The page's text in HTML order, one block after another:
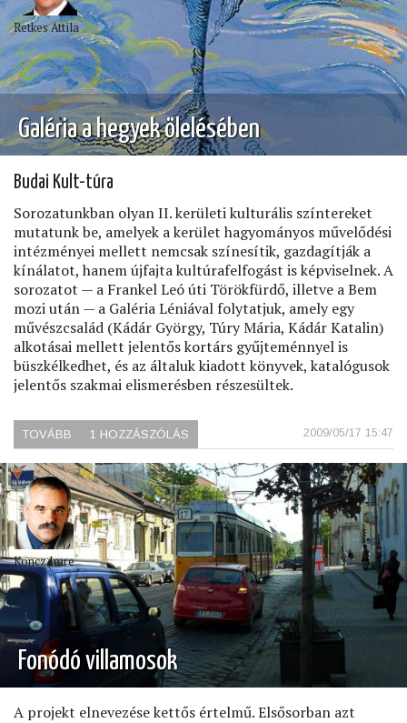
Galéria a hegyek ölelésében
Retkes Attila
Budai Kult-túra
Sorozatunkban olyan II. kerületi kulturális színtereket
mutatunk be, amelyek a kerület hagyományos művelődési
intézményei mellett nemcsak színesítik, gazdagítják a
kínálatot, hanem újfajta kultúrafelfogást is képviselnek. A
sorozatot — a Frankel Leó úti Törökfürdő, illetve a Bem
mozi után — a Galéria Léniával folytatjuk, amely egy
művészcsalád (Kádár György, Túry Mária, Kádár Katalin)
alkotásai mellett jelentős kortárs gyűjteménnyel is
büszkélkedhet, és az általuk kiadott könyvek, katalógusok
jelentős szakmai elismerésben részesültek.
2009/05/17 15:47
TOVÁBB (GALÉRIA
A
HEGYEK
ÖLELÉSÉBEN)
1 HOZZÁSZÓLÁS
Fonódó villamosok
Koncz Imre
A projekt elnevezése kettős értelmű. Elsősorban azt